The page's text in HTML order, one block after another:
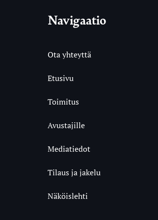
Navigaatio
Ota yhteyttä
Etusivu
Toimitus
Avustajille
Mediatiedot
Tilaus ja jakelu
Näköislehti